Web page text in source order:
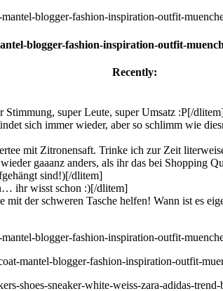
Recently:
super Leute, super Umsatz :P[/
sich immer wieder, aber so schlimm wie
mit Zitronensaft. Trinke ich zur Zeit
gaaanz anders, als ihr das bei Shopping
sind!)[/dlitem]
ihr wisst schon :)[/dlitem]
der schweren Tasche helfen! Wann ist es